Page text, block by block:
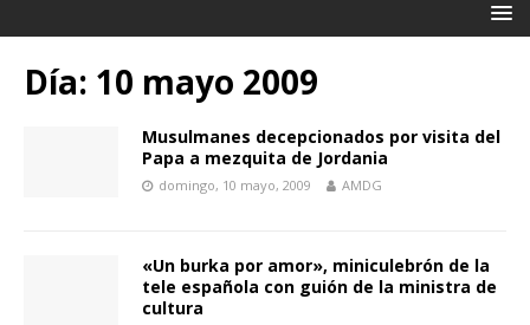
Día: 10 mayo 2009
Musulmanes decepcionados por visita del
Papa a mezquita de Jordania
domingo, 10 mayo, 2009 AMDG
«Un burka por amor», miniculebrón de la
tele española con guión de la ministra de
cultura